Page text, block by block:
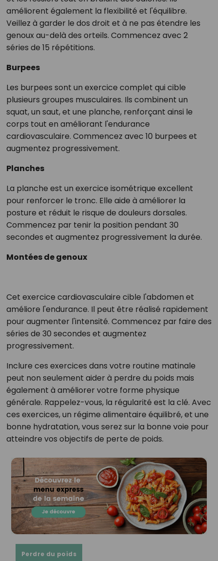
améliorent également la flexibilité et l'équilibre.
Veillez à garder le dos droit et à ne pas étendre les
genoux au-delà des orteils. Commencez avec 2
séries de 15 répétitions.
Burpees
Les burpees sont un exercice complet qui cible
plusieurs groupes musculaires. Ils combinent un
squat, un saut, et une planche, renforçant ainsi le
corps tout en améliorant l'endurance
cardiovasculaire. Commencez avec 10 burpees et
augmentez progressivement.
Planches
La planche est un exercice isométrique excellent
pour renforcer le tronc. Elle aide à améliorer la
posture et réduit le risque de douleurs dorsales.
Commencez par tenir la position pendant 30
secondes et augmentez progressivement la durée.
Montées de genoux
Cet exercice cardiovasculaire cible l'abdomen et
améliore l'endurance. Il peut être réalisé rapidement
pour augmenter l'intensité. Commencez par faire des
séries de 30 secondes et augmentez
progressivement.
Inclure ces exercices dans votre routine matinale
peut non seulement aider à perdre du poids mais
également à améliorer votre forme physique
générale. Rappelez-vous, la régularité est la clé. Avec
ces exercices, un régime alimentaire équilibré, et une
bonne hydratation, vous serez sur la bonne voie pour
atteindre vos objectifs de perte de poids.
Perdre du poids